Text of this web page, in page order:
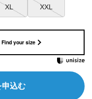
XL XXL
申込む
Find your size